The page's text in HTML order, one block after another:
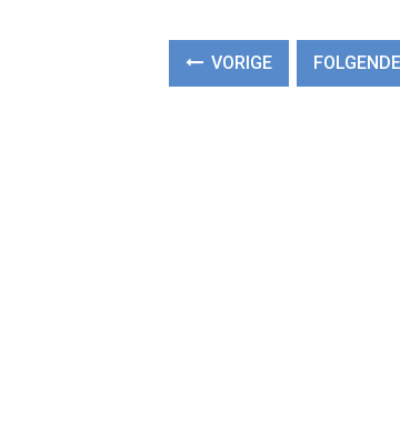
VORIGE